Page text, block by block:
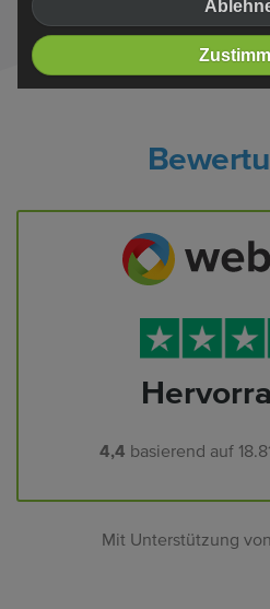
4,4 basierend auf
Mit Unterstützung von